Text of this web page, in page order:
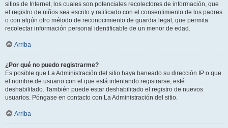
sitios de Internet, los cuales son potenciales recolectores de información, que
el registro de niños sea escrito y ratificado con el consentimiento de los padres
o con algún otro método de reconocimiento de guardia legal, que permita
recolectar información personal identificable de un menor de edad.
Arriba
¿Por qué no puedo registrarme?
Es posible que La Administración del sitio haya baneado su dirección IP o que
el nombre de usuario con el que está intentando registrarse, esté
deshabilitado. También puede estar deshabilitado el registro de nuevos
usuarios. Póngase en contacto con La Administración del sitio.
Arriba